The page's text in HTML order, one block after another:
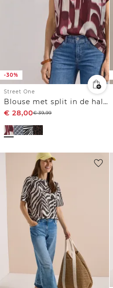
-30%
Street One
Blouse met split in de hals en luipaardprint
€ 28,00€39,99